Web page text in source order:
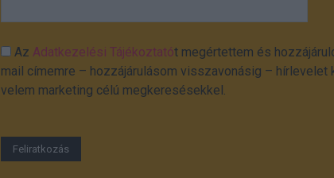
AzAdatkezelési Tájékoztatót megértettem és
mail címemre – hozzájárulásom visszavonásig – hírlevelet
velem marketing célú megkeresésekkel.